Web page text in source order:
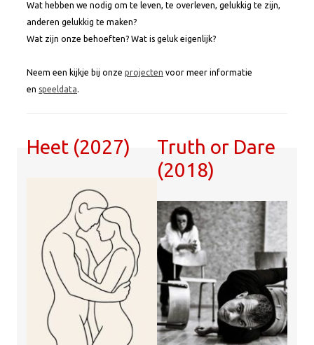
Wat hebben we nodig om te leven, te overleven, gelukkig te zijn,
anderen gelukkig te maken?
Wat zijn onze behoeften? Wat is geluk eigenlijk?
Neem een kijkje bij onze projecten voor meer informatie
en speeldata.
Heet (2027)
Truth or Dare
(2018)